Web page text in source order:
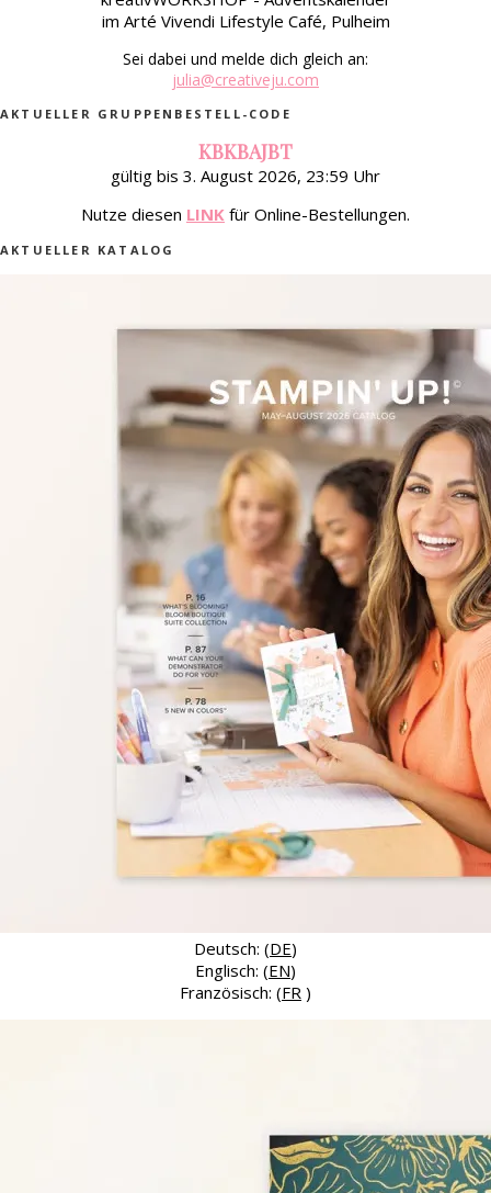
im Arté Vivendi Lifestyle Café, Pulheim
Sei dabei und melde dich gleich an:
julia@creativeju.com
AKTUELLER GRUPPENBESTELL-CODE
KBKBAJBT
gültig bis 3. August 2026, 23:59 Uhr
Nutze diesen LINK für Online-Bestellungen.
AKTUELLER KATALOG
Deutsch: (DE)
Englisch: (EN)
Französisch: (FR )